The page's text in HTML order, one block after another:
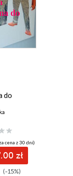
do
cena z 30 dni)
zł
(-15%)